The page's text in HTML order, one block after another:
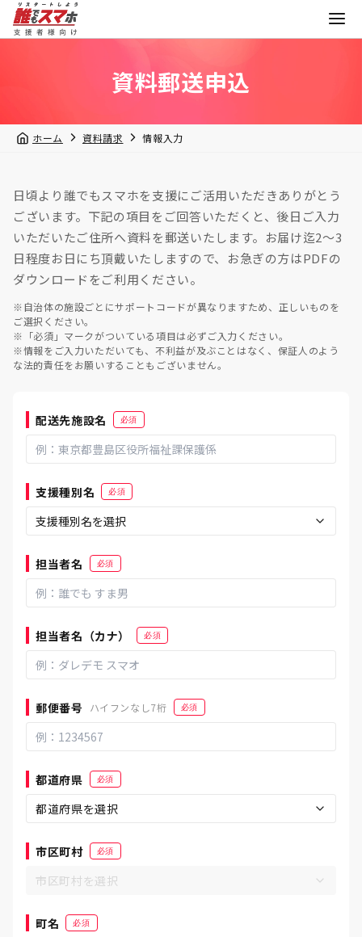
資料郵送申込
ホーム 資料請求 情報入力
日頃より誰でもスマホを支援にご活用いただきありがとう
ございます。 下記の項目をご回答いただくと、後日ご入力
いただいたご住所へ資料を郵送いたします。 お届け迄2～3
日程度お日にち頂戴いたしますので、
お急ぎの方はPDFの
ダウンロードをご利用ください。
※自治体の施設ごとにサポートコードが異なりますため、正しいものを
ご選択ください。
※「必須」マークがついている項目は必ずご入力ください。
※情報をご入力いただいても、不利益が及ぶことはなく、保証人のよう
な法的責任をお願いすることもございません。
配送先施設名 必須
支援種別名 必須
担当者名 必須
担当者名（カナ） 必須
郵便番号 ハイフンなし7桁 必須
都道府県 必須
都道府県を選択
市区町村 必須
市区町村を選択
町名 必須
資料郵送申込 | 資料請求 | 【ご支援者様向け】誰でもスマ